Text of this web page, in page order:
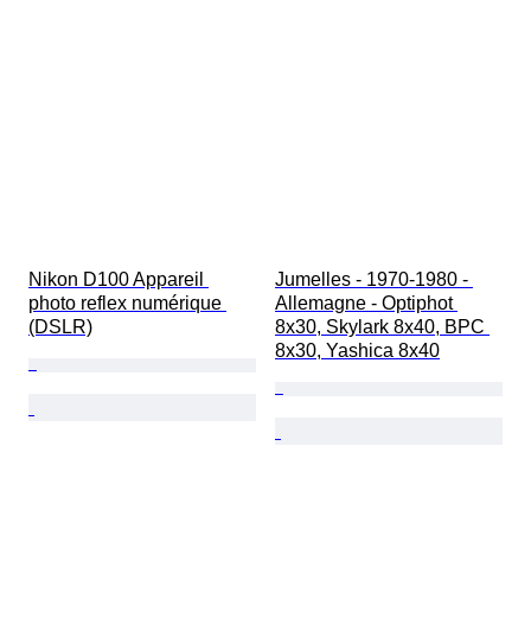
Nikon D100 Appareil
photo reflex numérique
(DSLR)
Jumelles - 1970-1980 -
Allemagne - Optiphot
8x30, Skylark 8x40, BPC
8x30, Yashica 8x40